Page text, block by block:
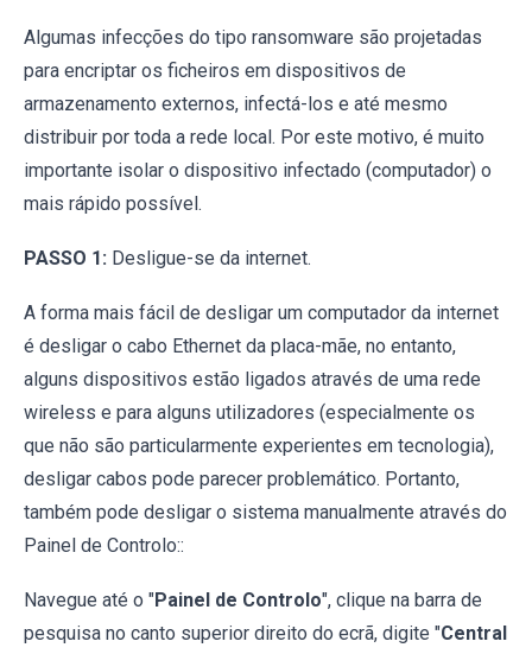
Algumas infecções do tipo ransomware são projetadas
para encriptar os ficheiros em dispositivos de
armazenamento externos, infectá-los e até mesmo
distribuir por toda a rede local. Por este motivo, é muito
importante isolar o dispositivo infectado (computador) o
mais rápido possível.
PASSO 1: Desligue-se da internet.
A forma mais fácil de desligar um computador da internet
é desligar o cabo Ethernet da placa-mãe, no entanto,
alguns dispositivos estão ligados através de uma rede
wireless e para alguns utilizadores (especialmente os
que não são particularmente experientes em tecnologia),
desligar cabos pode parecer problemático. Portanto,
também pode desligar o sistema manualmente através do
Painel de Controlo::
Navegue até o "Painel de Controlo", clique na barra de
pesquisa no canto superior direito do ecrã, digite "Central